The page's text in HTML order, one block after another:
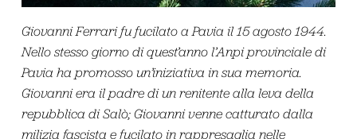
Giovanni Ferrari fu fucilato a Pavia il 15 agosto 1944.
Nello stesso giorno di quest’anno l’Anpi provinciale di
Pavia ha promosso un’iniziativa in sua memoria.
Giovanni era il padre di un renitente alla leva della
repubblica di Salò; Giovanni venne catturato dalla
milizia fascista e fucilato in rappresaglia nelle